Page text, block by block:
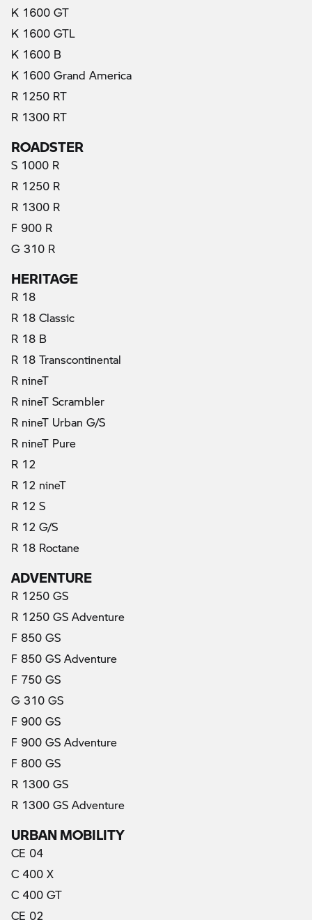
K 1600 GT
K 1600 GTL
K 1600 B
K 1600 Grand America
R 1250 RT
R 1300 RT
ROADSTER
S 1000 R
R 1250 R
R 1300 R
F 900 R
G 310 R
HERITAGE
R 18
R 18 Classic
R 18 B
R 18 Transcontinental
R nineT
R nineT Scrambler
R nineT Urban G/S
R nineT Pure
R 12
R 12 nineT
R 12 S
R 12 G/S
R 18 Roctane
ADVENTURE
R 1250 GS
R 1250 GS Adventure
F 850 GS
F 850 GS Adventure
F 750 GS
G 310 GS
F 900 GS
F 900 GS Adventure
F 800 GS
R 1300 GS
R 1300 GS Adventure
URBAN MOBILITY
CE 04
C 400 X
C 400 GT
CE 02